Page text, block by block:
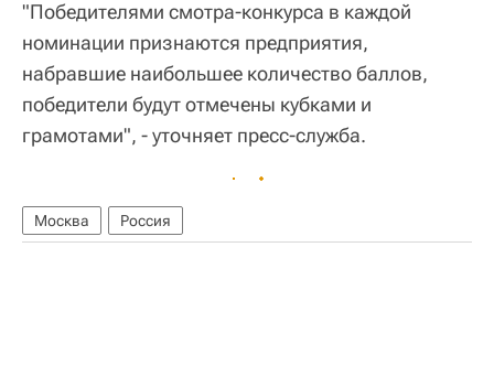
"Победителями смотра-конкурса в каждой
номинации признаются предприятия,
набравшие наибольшее количество баллов,
победители будут отмечены кубками и
грамотами", - уточняет пресс-служба.
Москва Россия